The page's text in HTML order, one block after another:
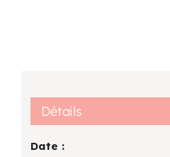
Détails
Date :